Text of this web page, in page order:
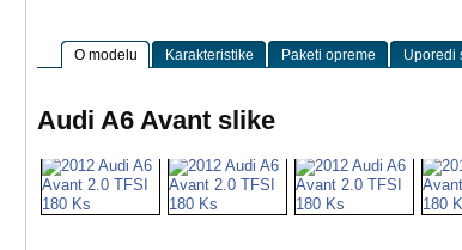
O modelu Karakteristike Paketi opreme Uporedi
Audi A6 Avant slike